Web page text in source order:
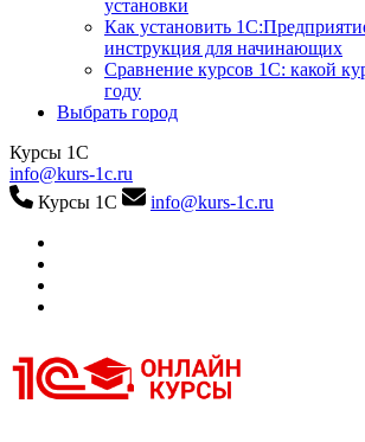
установки
Как установить
инструкция для начинающих
Сравнение курсов 1С: какой
году
Выбрать город
Курсы 1С
info@kurs-1c.ru
Курсы 1С
info@kurs-1c.ru